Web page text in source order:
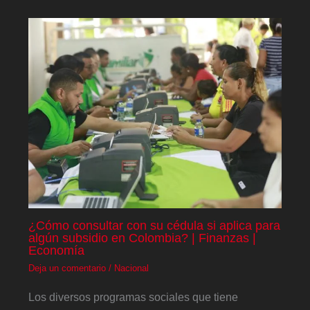
¿Cómo consultar con su cédula si aplica para
algún subsidio en Colombia? | Finanzas |
Economía
Deja un comentario / Nacional
Los diversos programas sociales que tiene